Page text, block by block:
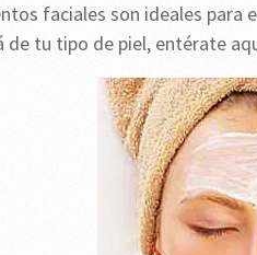
faciales son ideales para
de tu tipo de piel, entérate